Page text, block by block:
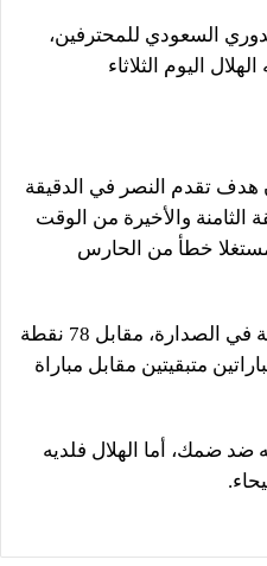
السعودي للمحترفين،
اليوم الثلاثاء
تقدم النصر في الدقيقة
الثامنة والأخيرة من الوقت
خطأ من الحارس
ورفع النصر رصيده إلى 83 نقطة في الصدارة، مقابل 78 نقطة
متبقيتين مقابل مباراة
ضد ضمك، أما الهلال فلديه